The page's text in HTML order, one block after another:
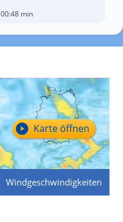
00:48 min
Windgeschwindigkeiten
Karte öffnen